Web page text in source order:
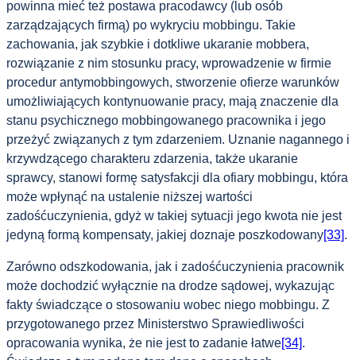
powinna mieć też postawa pracodawcy (lub osób
zarządzających firmą) po wykryciu mobbingu. Takie
zachowania, jak szybkie i dotkliwe ukaranie mobbera,
rozwiązanie z nim stosunku pracy, wprowadzenie w firmie
procedur antymobbingowych, stworzenie ofierze warunków
umożliwiających kontynuowanie pracy, mają znaczenie dla
stanu psychicznego mobbingowanego pracownika i jego
przeżyć związanych z tym zdarzeniem. Uznanie nagannego i
krzywdzącego charakteru zdarzenia, także ukaranie
sprawcy, stanowi formę satysfakcji dla ofiary mobbingu, która
może wpłynąć na ustalenie niższej wartości
zadośćuczynienia, gdyż w takiej sytuacji jego kwota nie jest
jedyną formą kompensaty, jakiej doznaje poszkodowany[33].
Zarówno odszkodowania, jak i zadośćuczynienia pracownik
może dochodzić wyłącznie na drodze sądowej, wykazując
fakty świadczące o stosowaniu wobec niego mobbingu. Z
przygotowanego przez Ministerstwo Sprawiedliwości
opracowania wynika, że nie jest to zadanie łatwe[34].